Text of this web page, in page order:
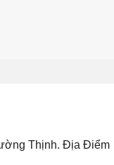
Thịnh. Địa Điểm